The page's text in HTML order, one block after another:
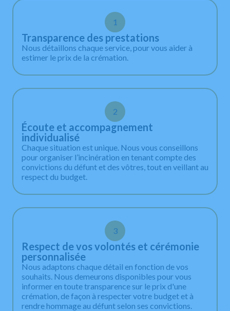
1
Transparence des prestations
Nous détaillons chaque service, pour vous aider à
estimer le prix de la crémation.
2
Écoute et accompagnement
individualisé
Chaque situation est unique. Nous vous conseillons
pour organiser l’incinération en tenant compte des
convictions du défunt et des vôtres, tout en veillant au
respect du budget.
3
Respect de vos volontés et cérémonie
personnalisée
Nous adaptons chaque détail en fonction de vos
souhaits. Nous demeurons disponibles pour vous
informer en toute transparence sur le prix d'une
crémation, de façon à respecter votre budget et à
rendre hommage au défunt selon ses convictions.